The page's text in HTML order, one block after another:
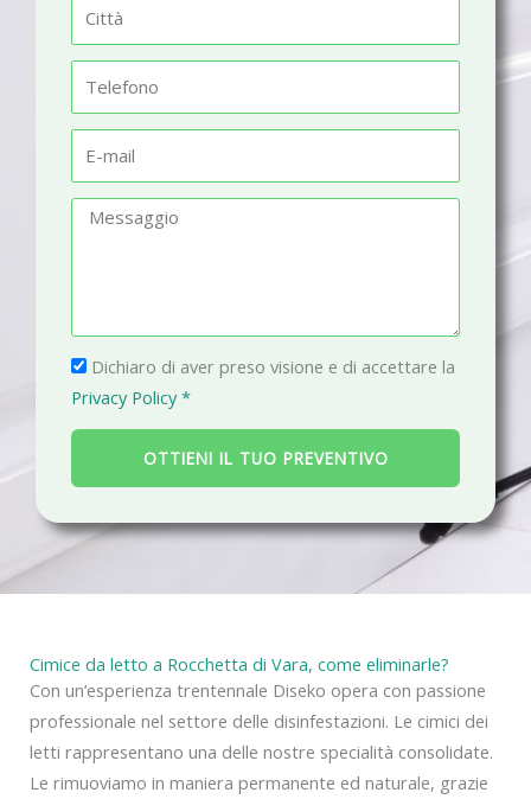
t
à
l
fm
a
g
g
i
P
r
i
a
c
Dichiaro di aver preso visione e di accettare la
Privacy Policy *
OTTIENI IL TUO PREVENTIVO
Cimice da letto a Rocchetta di Vara, come eliminarle?
Con un’esperienza trentennale Diseko opera con passione
professionale nel settore delle disinfestazioni. Le cimici dei
letti rappresentano una delle nostre specialità consolidate.
Le rimuoviamo in maniera permanente ed naturale, grazie